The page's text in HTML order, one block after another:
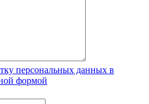
персональных данных в
формой